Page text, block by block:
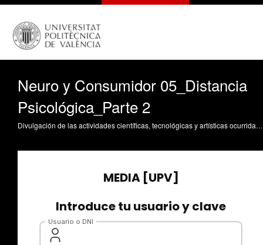
Neuro y Consumidor 05_Distancia
Psicológica_Parte 2
Divulgación de las actividades científicas, tecnológicas y artísticas ocurridas en los tres campus de la UPV